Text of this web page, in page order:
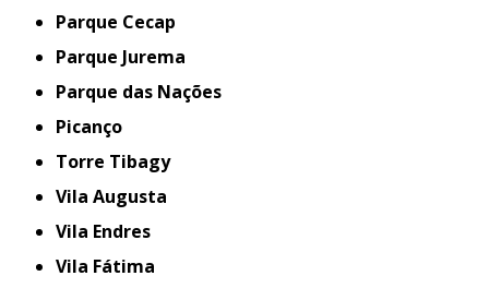
Parque Cecap
Parque Jurema
Parque das Nações
Picanço
Torre Tibagy
Vila Augusta
Vila Endres
Vila Fátima